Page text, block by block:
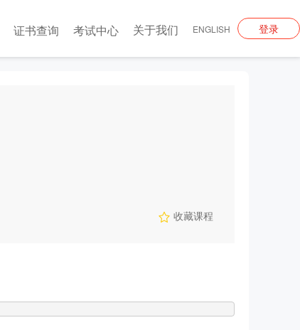
证书查询 考试中心 关于我们 ENGLISH 登录
收藏课程